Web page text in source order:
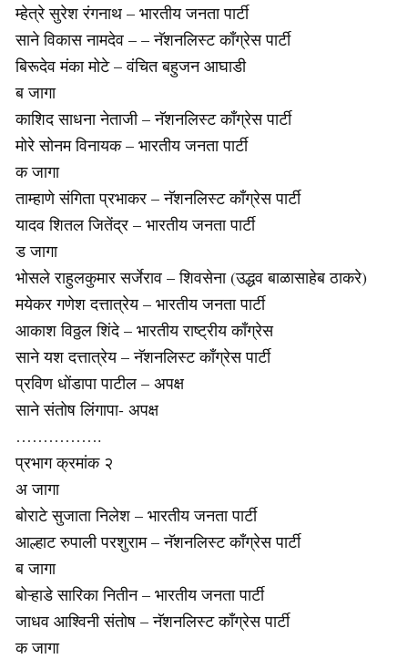
म्हेत्रे सुरेश रंगनाथ – भारतीय जनता पार्टी
साने विकास नामदेव – – नॅशनलिस्ट काँग्रेस पार्टी
बिरूदेव मंका मोटे – वंचित बहुजन आघाडी
ब जागा
काशिद साधना नेताजी – नॅशनलिस्ट काँग्रेस पार्टी
मोरे सोनम विनायक – भारतीय जनता पार्टी
क जागा
ताम्हाणे संगिता प्रभाकर – नॅशनलिस्ट काँग्रेस पार्टी
यादव शितल जितेंद्र – भारतीय जनता पार्टी
ड जागा
भोसले राहुलकुमार सर्जेराव – शिवसेना (उद्धव बाळासाहेब ठाकरे)
मयेकर गणेश दत्तात्रेय – भारतीय जनता पार्टी
आकाश विठ्ठल शिंदे – भारतीय राष्ट्रीय काँग्रेस
साने यश दत्तात्रेय – नॅशनलिस्ट काँग्रेस पार्टी
प्रविण धोंडापा पाटील – अपक्ष
साने संतोष लिंगापा- अपक्ष
…………….
प्रभाग क्रमांक २
अ जागा
बोराटे सुजाता निलेश – भारतीय जनता पार्टी
आल्हाट रुपाली परशुराम – नॅशनलिस्ट काँग्रेस पार्टी
ब जागा
बोऱ्हाडे सारिका नितीन – भारतीय जनता पार्टी
जाधव आश्विनी संतोष – नॅशनलिस्ट काँग्रेस पार्टी
क जागा